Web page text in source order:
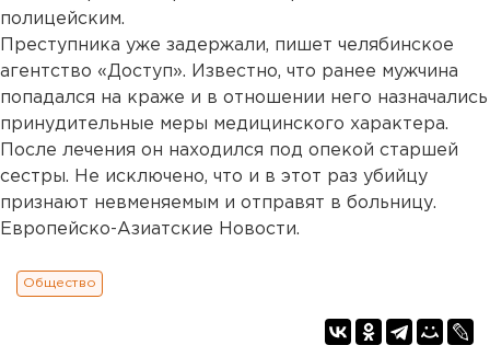
полицейским.
Преступника уже задержали, пишет челябинское
агентство «Доступ». Известно, что ранее мужчина
попадался на краже и в отношении него назначались
принудительные меры медицинского характера.
После лечения он находился под опекой старшей
сестры. Не исключено, что и в этот раз убийцу
признают невменяемым и отправят в больницу.
Европейско-Азиатские Новости.
Общество